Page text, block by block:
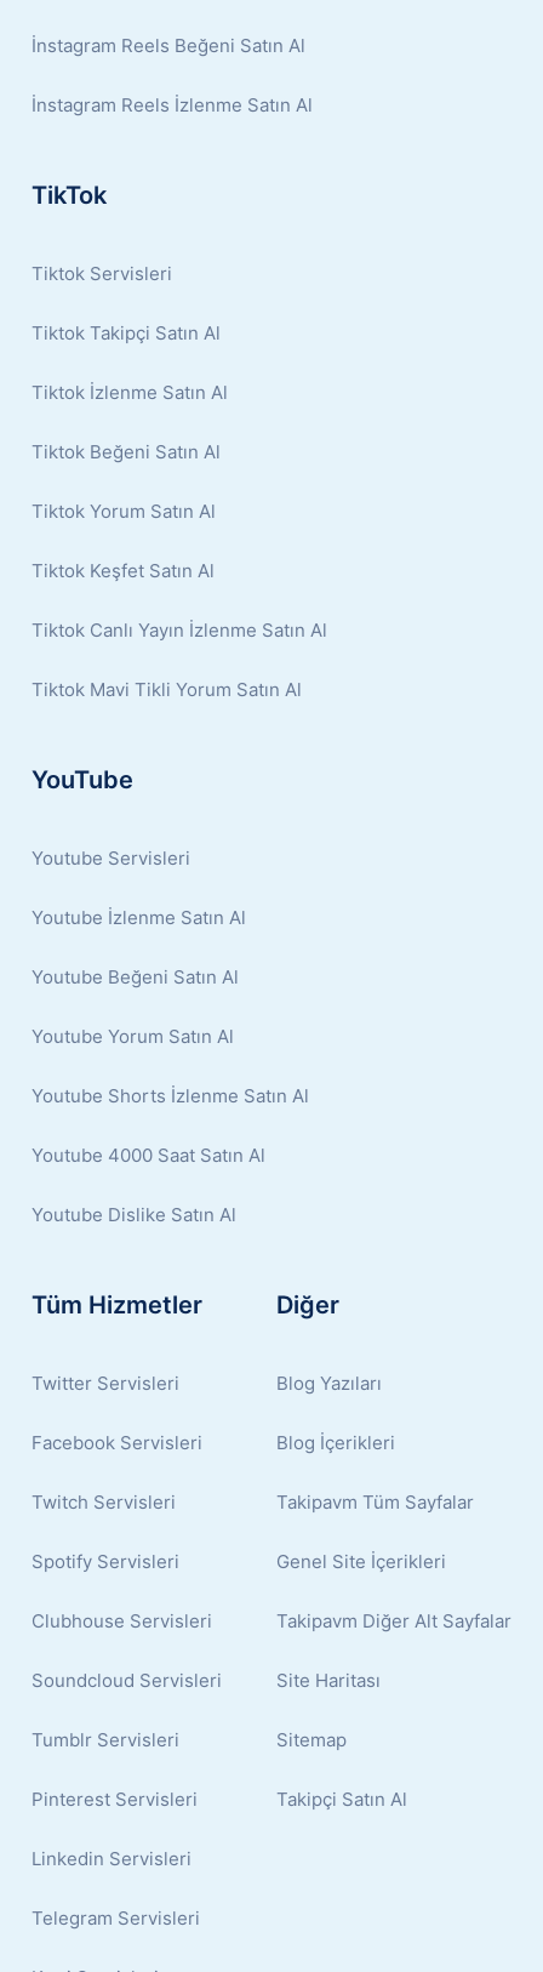
İnstagram Reels Beğeni Satın Al
İnstagram Reels İzlenme Satın Al
TikTok
Tiktok Servisleri
Tiktok Takipçi Satın Al
Tiktok İzlenme Satın Al
Tiktok Beğeni Satın Al
Tiktok Yorum Satın Al
Tiktok Keşfet Satın Al
Tiktok Canlı Yayın İzlenme Satın Al
Tiktok Mavi Tikli Yorum Satın Al
YouTube
Youtube Servisleri
Youtube İzlenme Satın Al
Youtube Beğeni Satın Al
Youtube Yorum Satın Al
Youtube Shorts İzlenme Satın Al
Youtube 4000 Saat Satın Al
Youtube Dislike Satın Al
Tüm Hizmetler
Twitter Servisleri
Facebook Servisleri
Twitch Servisleri
Spotify Servisleri
Clubhouse Servisleri
Soundcloud Servisleri
Tumblr Servisleri
Pinterest Servisleri
Linkedin Servisleri
Telegram Servisleri
Diğer
Blog Yazıları
Blog İçerikleri
Takipavm Tüm Sayfalar
Genel Site İçerikleri
Takipavm Diğer Alt Sayfalar
Site Haritası
Sitemap
Takipçi Satın Al